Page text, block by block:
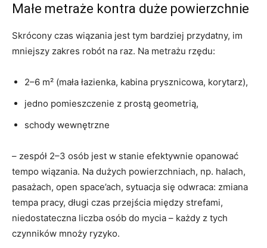
Małe metraże kontra duże powierzchnie
Skrócony czas wiązania jest tym bardziej przydatny, im
mniejszy zakres robót na raz. Na metrażu rzędu:
2–6 m² (mała łazienka, kabina prysznicowa, korytarz),
jedno pomieszczenie z prostą geometrią,
schody wewnętrzne
– zespół 2–3 osób jest w stanie efektywnie opanować
tempo wiązania. Na dużych powierzchniach, np. halach,
pasażach, open space’ach, sytuacja się odwraca: zmiana
tempa pracy, długi czas przejścia między strefami,
niedostateczna liczba osób do mycia – każdy z tych
czynników mnoży ryzyko.